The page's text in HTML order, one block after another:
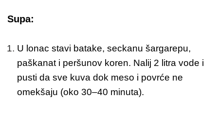
Supa:
U lonac stavi batake, seckanu šargarepu,
paškanat i peršunov koren. Nalij 2 litra vode i
pusti da sve kuva dok meso i povrće ne
omekšaju (oko 30–40 minuta).